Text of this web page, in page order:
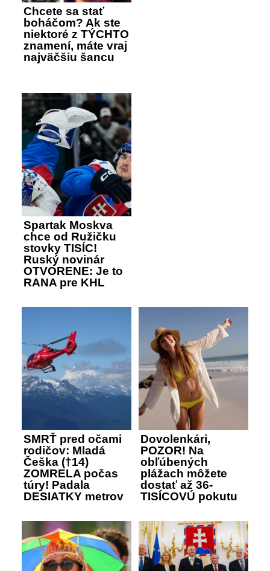
Chcete sa stať
boháčom? Ak ste
niektoré z TÝCHTO
znamení, máte vraj
najväčšiu šancu
Spartak Moskva
chce od Ružičku
stovky TISÍC!
Ruský novinár
OTVORENE: Je to
RANA pre KHL
SMRŤ pred očami
rodičov: Mladá
Češka (†14)
ZOMRELA počas
túry! Padala
DESIATKY metrov
Dovolenkári,
POZOR! Na
obľúbených
plážach môžete
dostať až 36-
TISÍCOVÚ pokutu